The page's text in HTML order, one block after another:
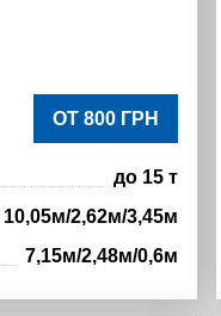
ОТ 800 ГРН
до 15 т
10,05м/2,62м/3,45м
7,15м/2,48м/0,6м